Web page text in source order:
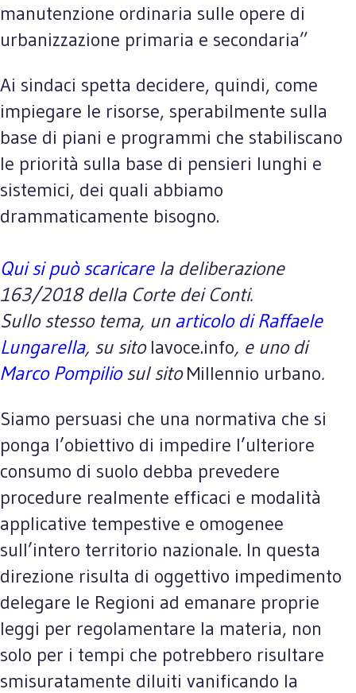
manutenzione ordinaria sulle opere di
urbanizzazione primaria e secondaria”
Ai sindaci spetta decidere, quindi, come
impiegare le risorse, sperabilmente sulla
base di piani e programmi che stabiliscano
le priorità sulla base di pensieri lunghi e
sistemici, dei quali abbiamo
drammaticamente bisogno.
Qui si può scaricare la deliberazione
163/2018 della Corte dei Conti.
Sullo stesso tema, un articolo di Raffaele
Lungarella, su sito lavoce.info, e uno di
Marco Pompiliosul sitoMillennio urbano.
Siamo persuasi che una normativa che si
ponga l’obiettivo di impedire l’ulteriore
consumo di suolo debba prevedere
procedure realmente efficaci e modalità
applicative tempestive e omogenee
sull’intero territorio nazionale. In questa
direzione risulta di oggettivo impedimento
delegare le Regioni ad emanare proprie
leggi per regolamentare la materia, non
solo per i tempi che potrebbero risultare
smisuratamente diluiti vanificando la